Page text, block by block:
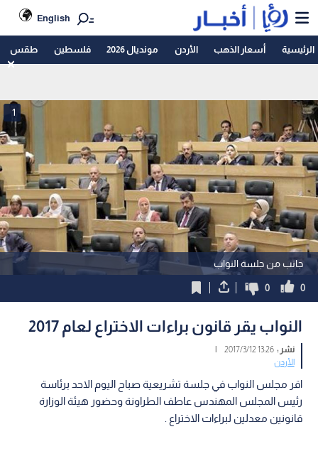
English
الرئيسية أسعار الذهب الأردن مونديال 2026 فلسطين طقس
جانب من جلسة النواب
1
0
0
النواب يقر قانون براءات الاختراع لعام 2017
نشر :13:26 2017/3/12
|
الأردن
اقر مجلس النواب في جلسة تشريعية صباح اليوم الاحد برئاسة
رئيس المجلس المهندس عاطف الطراونة وحضور هيئة الوزارة
قانونين معدلين لبراءات الاختراع .